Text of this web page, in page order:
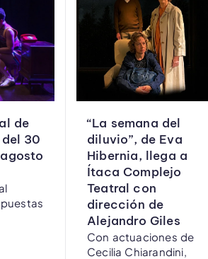
de
30
“La semana del
diluvio”, de Eva
Hibernia, llega a
Ítaca Complejo
Teatral con
dirección de
Alejandro Giles
Con actuaciones de
Cecilia Chiarandini,